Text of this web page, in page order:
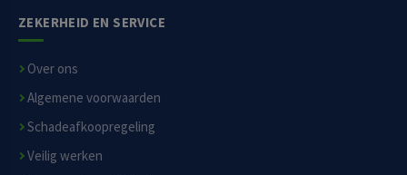
ZEKERHEID EN SERVICE
Over ons
Algemene voorwaarden
Schadeafkoopregeling
Veilig werken